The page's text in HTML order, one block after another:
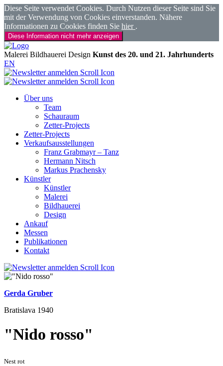
Diese Seite verwendet Cookies. Durch Nutzen dieser Seite sind Sie
mit der Verwendung von Cookies einverstanden. Nähere
Informationen zu Cookies finden Sie hier .
Diese Information nicht mehr anzeigen
Malerei Bildhauerei Design Kunst des 20. und 21. Jahrhunderts
EN
Über uns
Team
Schauraum
Zetter-Projects
Zetter-Projects
Verkaufsausstellungen
Franz Grabmayr – Tanz
Hermann Nitsch
Markus Prachensky
Künstler
Künstler
Malerei
Bildhauerei
Design
Ankauf
Messen
Publikationen
Kontakt
Gerda Gruber
Bratislava 1940
"Nido rosso"
Nest rot